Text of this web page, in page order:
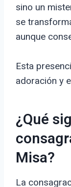
sino un
se
aunque
Esta
adoración y
¿Qué
Misa?
La